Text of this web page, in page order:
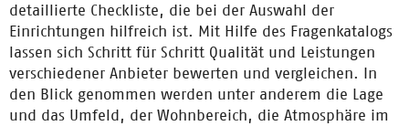
detaillierte Checkliste, die bei der Auswahl der
Einrichtungen hilfreich ist. Mit Hilfe des Fragenkatalogs
lassen sich Schritt für Schritt Qualität und Leistungen
verschiedener Anbieter bewerten und vergleichen. In
den Blick genommen werden unter anderem die Lage
und das Umfeld, der Wohnbereich, die Atmosphäre im